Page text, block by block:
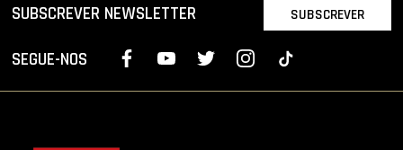
SUBSCREVER NEWSLETTER SUBSCREVER
SEGUE-NOS